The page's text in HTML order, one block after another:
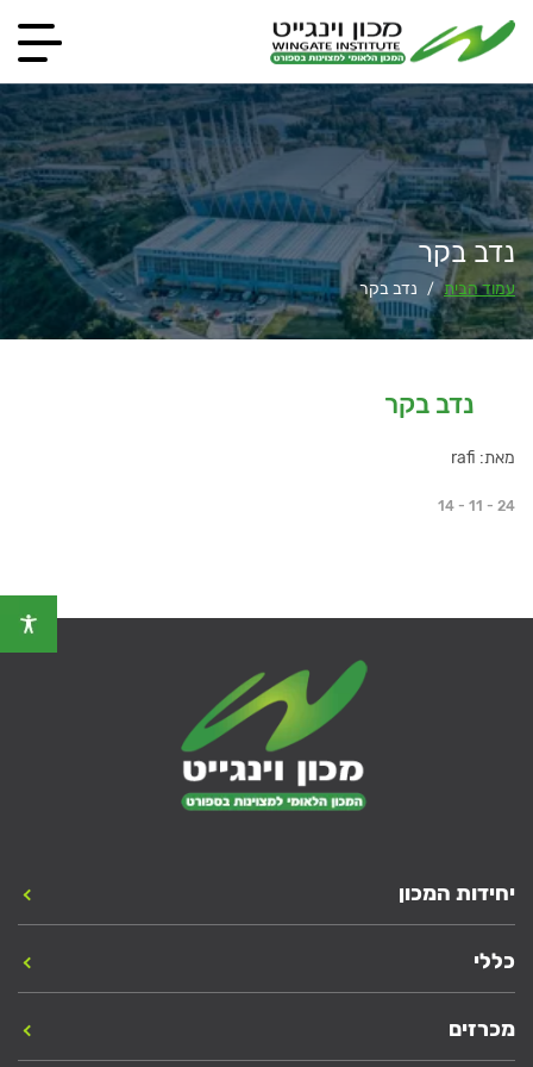
נדב בקר
עמוד הבית / נדב בקר
נדב בקר
מאת: rafi
14 - 11 - 24
יחידות המכון
כללי
מכרזים